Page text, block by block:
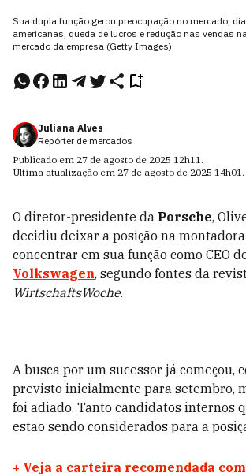
Sua dupla função gerou preocupação no mercado,
americanas, queda de lucros e redução nas vendas
mercado da empresa (Getty Images)
Juliana Alves
Repórter de mercados
Publicado em 27 de agosto de 2025 12h11.
Última atualização em 27 de agosto de 2025 14h01.
O diretor-presidente da Porsche,
decidiu deixar a posição na
concentrar em sua função como CEO
Volkswagen, segundo fontes da
WirtschaftsWoche.
A busca por um sucessor já começou,
previsto inicialmente para setembro,
foi adiado. Tanto candidatos internos
estão sendo considerados para a
+ Veja a carteira recomendada